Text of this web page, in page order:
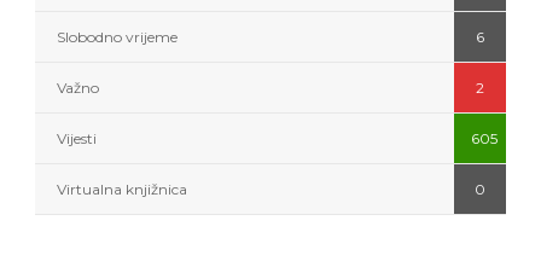
Slobodno vrijeme 6
Važno 2
Vijesti 605
Virtualna knjižnica 0